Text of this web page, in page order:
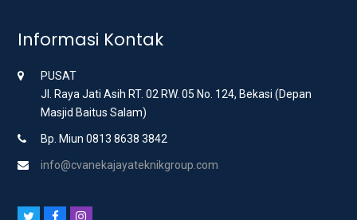
Informasi Kontak
PUSAT
Jl. Raya Jati Asih RT. 02 RW. 05 No. 124, Bekasi (Depan
Masjid Baitus Salam)
Bp. Miun 0813 8638 3842
info@cvanekajayateknikgroup.com